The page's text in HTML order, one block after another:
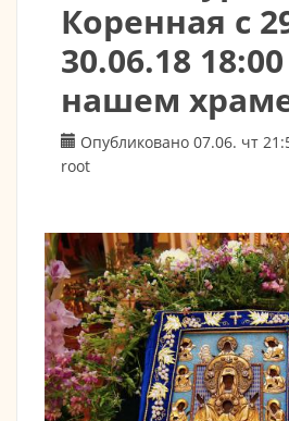
Коренная с
30.06.18
нашем
Опубликовано 07.06. чт
root